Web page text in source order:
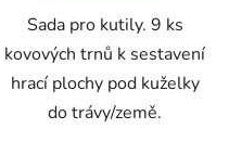
hvězdiček.
Sada pro kutily. 9 ks
kovových trnů k sestavení
hrací plochy pod kuželky
do trávy/země.